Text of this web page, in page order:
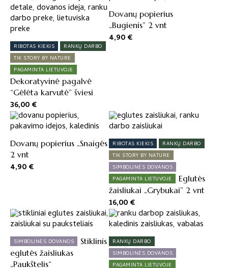
RIBOTAS KIEKIS
RANKŲ DARBO
TIK STORY BY NATURE
PAGAMINTA LIETUVOJE
Dekoratyvinė pagalvė
“Gėlėta karvutė” šviesi
36,00€
Dovanų popierius
„Bugienis” 2 vnt
4,90€
Dovanų popierius „Snaigės
2 vnt
4,90€
RIBOTAS KIEKIS
RANKŲ DARBO
TIK STORY BY NATURE
SIMBOLINĖS DOVANOS
PAGAMINTA LIETUVOJE
Eglutės
žaisliukai „Grybukai” 2 vnt
16,00€
SIMBOLINĖS DOVANOS
Stiklinis
eglutės žaisliukas
„Paukštelis“
RANKŲ DARBO
SIMBOLINĖS DOVANOS
PAGAMINTA LIETUVOJE